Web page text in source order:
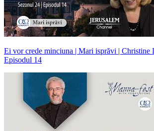
Ei vor crede minciuna | Mari isprăvi | Christine
Episodul 14